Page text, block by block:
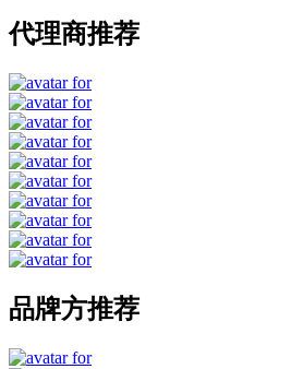
代理商推荐
品牌方推荐